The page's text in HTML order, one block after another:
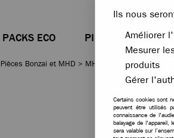
PACKS ECO PIÈCES
Pièces Bonzai et MHD > MHD pièces Stinger 1/
Ils nous
Améliorer
Mesurer
produits
Gérer
Certains cookies sont
peuvent être utilisés
connaissance de
balayage de l'appareil,
sera valable sur